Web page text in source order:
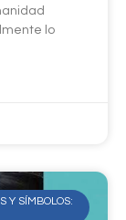
lo
Y SÍMBOLOS: